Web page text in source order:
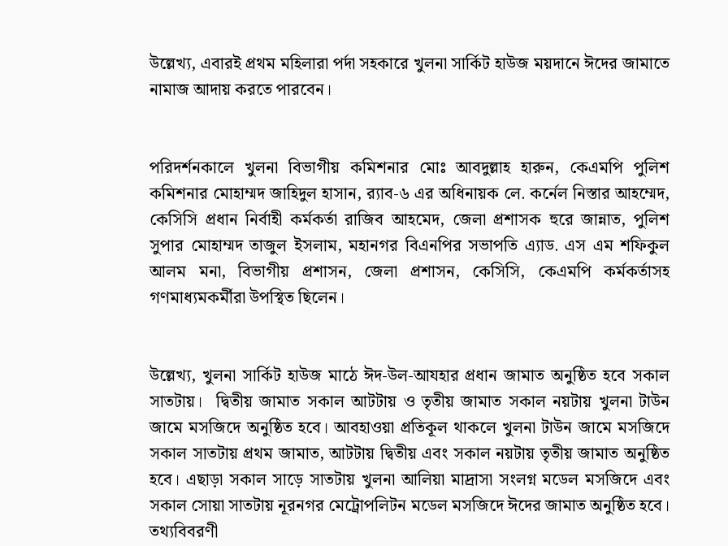
উল্লেখ্য, এবারই প্রথম মহিলারা পর্দা সহকারে খুলনা সার্কিট হাউজ ময়দানে ঈদের জামাতে
নামাজ আদায় করতে পারবেন।
পরিদর্শনকালে খুলনা বিভাগীয় কমিশনার মোঃ আবদুল্লাহ হারুন, কেএমপি পুলিশ
কমিশনার মোহাম্মদ জাহিদুল হাসান, র‌্যাব-৬ এর অধিনায়ক লে. কর্নেল নিস্তার আহম্মেদ,
কেসিসি প্রধান নির্বাহী কর্মকর্তা রাজিব আহমেদ, জেলা প্রশাসক হুরে জান্নাত, পুলিশ
সুপার মোহাম্মদ তাজুল ইসলাম, মহানগর বিএনপির সভাপতি এ্যাড. এস এম শফিকুল
আলম মনা, বিভাগীয় প্রশাসন, জেলা প্রশাসন, কেসিসি, কেএমপি কর্মকর্তাসহ
গণমাধ্যমকর্মীরা উপস্থিত ছিলেন।
উল্লেখ্য, খুলনা সার্কিট হাউজ মাঠে ঈদ-উল-আযহার প্রধান জামাত অনুষ্ঠিত হবে সকাল
সাতটায়। দ্বিতীয় জামাত সকাল আটটায় ও তৃতীয় জামাত সকাল নয়টায় খুলনা টাউন
জামে মসজিদে অনুষ্ঠিত হবে। আবহাওয়া প্রতিকূল থাকলে খুলনা টাউন জামে মসজিদে
সকাল সাতটায় প্রথম জামাত, আটটায় দ্বিতীয় এবং সকাল নয়টায় তৃতীয় জামাত অনুষ্ঠিত
হবে। এছাড়া সকাল সাড়ে সাতটায় খুলনা আলিয়া মাদ্রাসা সংলগ্ন মডেল মসজিদে এবং
সকাল সোয়া সাতটায় নূরনগর মেট্রোপলিটন মডেল মসজিদে ঈদের জামাত অনুষ্ঠিত হবে।
তথ্যবিবরণী